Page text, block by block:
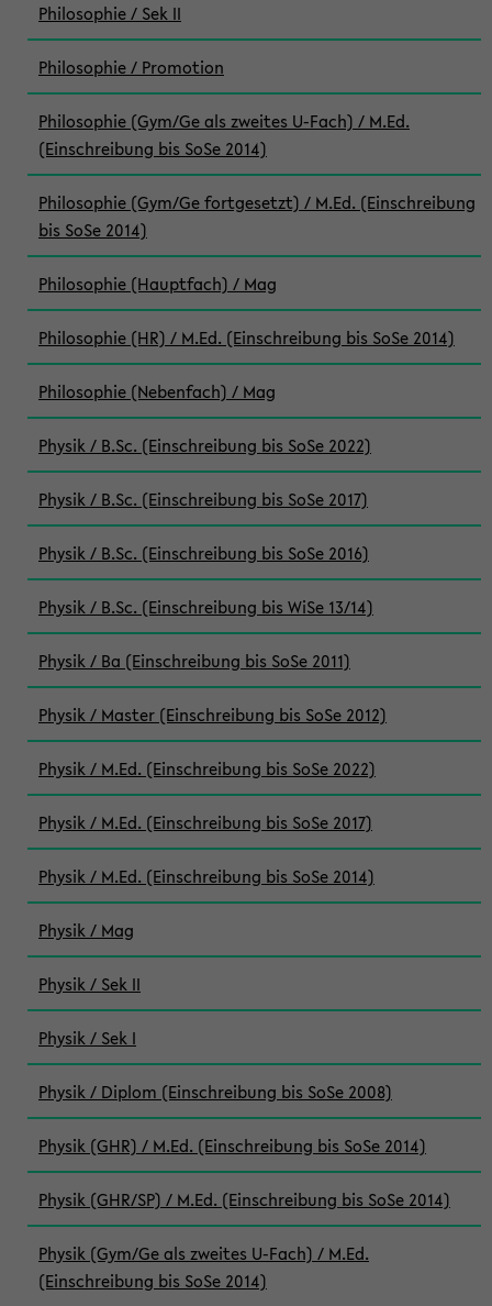
Philosophie / Sek II
Philosophie / Promotion
Philosophie (Gym/Ge als zweites U-Fach) / M.Ed.
(Einschreibung bis SoSe 2014)
Philosophie (Gym/Ge fortgesetzt) / M.Ed. (Einschreibung
bis SoSe 2014)
Philosophie (Hauptfach) / Mag
Philosophie (HR) / M.Ed. (Einschreibung bis SoSe 2014)
Philosophie (Nebenfach) / Mag
Physik / B.Sc. (Einschreibung bis SoSe 2022)
Physik / B.Sc. (Einschreibung bis SoSe 2017)
Physik / B.Sc. (Einschreibung bis SoSe 2016)
Physik / B.Sc. (Einschreibung bis WiSe 13/14)
Physik / Ba (Einschreibung bis SoSe 2011)
Physik / Master (Einschreibung bis SoSe 2012)
Physik / M.Ed. (Einschreibung bis SoSe 2022)
Physik / M.Ed. (Einschreibung bis SoSe 2017)
Physik / M.Ed. (Einschreibung bis SoSe 2014)
Physik / Mag
Physik / Sek II
Physik / Sek I
Physik / Diplom (Einschreibung bis SoSe 2008)
Physik (GHR) / M.Ed. (Einschreibung bis SoSe 2014)
Physik (GHR/SP) / M.Ed. (Einschreibung bis SoSe 2014)
Physik (Gym/Ge als zweites U-Fach) / M.Ed.
(Einschreibung bis SoSe 2014)